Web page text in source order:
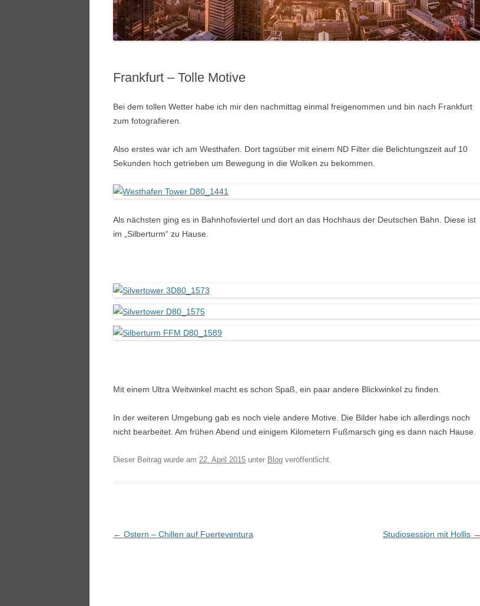
Frankfurt – Tolle Motive
Bei dem tollen Wetter habe ich mir den nachmittag einmal freigenommen und bin nach Frankfurt
zum fotografieren.
Also erstes war ich am Westhafen. Dort tagsüber mit einem ND Filter die Belichtungszeit auf 10
Sekunden hoch getrieben um Bewegung in die Wolken zu bekommen.
Als nächsten ging es in Bahnhofsviertel und dort an das Hochhaus der Deutschen Bahn. Diese ist
im „Silberturm“ zu Hause.
Mit einem Ultra Weitwinkel macht es schon Spaß, ein paar andere Blickwinkel zu finden.
In der weiteren Umgebung gab es noch viele andere Motive. Die Bilder habe ich allerdings noch
nicht bearbeitet. Am frühen Abend und einigem Kilometern Fußmarsch ging es dann nach Hause.
Dieser Beitrag wurde am 22. April 2015 unter Blog veröffentlicht.
Beitragsnavigation
← Ostern – Chillen auf Fuerteventura Studiosession mit Hollis →